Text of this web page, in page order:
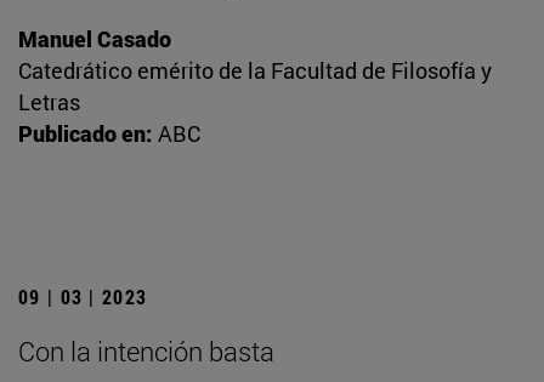
Manuel Casado
Catedrático emérito de la Facultad de Filosofía y
Letras
Publicado en: ABC
09 | 03 | 2023
Con la intención basta